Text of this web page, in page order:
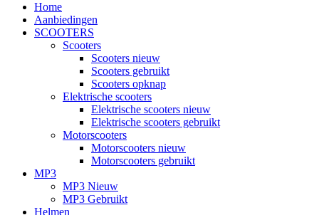
Home
Aanbiedingen
SCOOTERS
Scooters
Scooters nieuw
Scooters gebruikt
Scooters opknap
Elektrische scooters
Elektrische scooters nieuw
Elektrische scooters gebruikt
Motorscooters
Motorscooters nieuw
Motorscooters gebruikt
MP3
MP3 Nieuw
MP3 Gebruikt
Helmen